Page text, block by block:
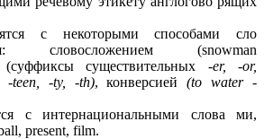
с некоторыми способами сло
словосложением (snowman
существительных -er, -or,
-teen, -ty, -th), конверсией(to water-
с интернациональными слова ми,
present, film.